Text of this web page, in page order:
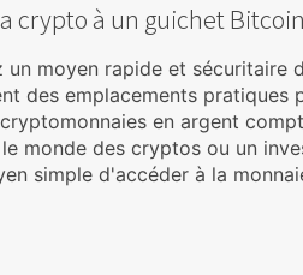
crypto à un guichet
un moyen rapide et sécuritaire
des emplacements
en argent
monde des cryptos ou un
simple d'accéder à la